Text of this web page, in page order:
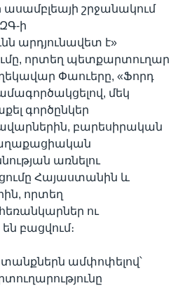
ասամբլեայի շրջանակում
ի
արդյունավետ է»
որտեղ պետքարտուղար
Փաուերը, «Ֆորդ
մեկ
գործընկեր
բարեսիրական
առնելու
Հայաստանին և
որտեղ
ու
բացվում։
ամփոփելով՝